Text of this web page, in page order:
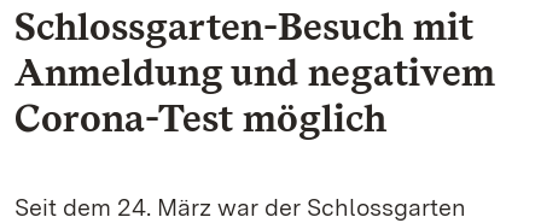
Schlossgarten-Besuch mit
Anmeldung und negativem
Corona-Test möglich
Seit dem 24. März war der Schlossgarten